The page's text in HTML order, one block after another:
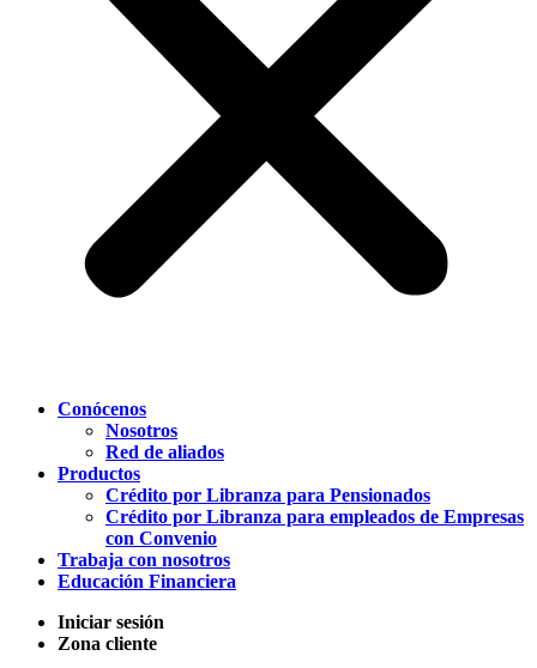
Conócenos
Nosotros
Red de aliados
Productos
Crédito por Libranza para Pensionados
Crédito por Libranza para empleados de Empresas
con Convenio
Trabaja con nosotros
Educación Financiera
Iniciar sesión
Zona cliente